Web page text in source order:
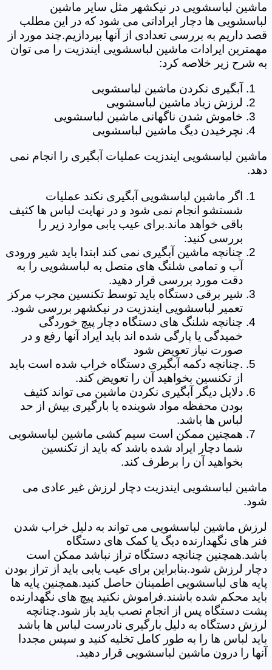
ماشین لباسشویی در نیکشهر مثل سایر ماشین
لباسشویی ها دچار ایراداتی می شود که در این مطلب
قصد داریم به بررسی تعدادی از آنها بپردازیم.چند مورد از
مهمترین ایرادات ماشین لباسشویی ایندزیت را می توان
به شرح زیر خلاصه کرد:
آبگیری نکردن ماشین لباسشویی
لرزش زیاد ماشین لباسشویی
خاموش شدن ناگهانی ماشین لباسشویی
نچرخیدن دیگ ماشین لباسشویی
ماشین لباسشویی ایندزیت عملیات آبگیری را انجام نمی
دهد.
اگر ماشین لباسشویی آبگیری نکند عملیات
شستشو انجام نمی شود و در نهایت لباس ها کثیف
باقی خواهد ماند.برای عیب یابی موارد زیر را
بررسی کنید:
چنانچه ماشین آبگیری نمی کند ابتدا باید شیر ورودی
آب و تمامی شلنگ های متصل به لباسشویی را به
دقت مورد بررسی قرار دهید.
شیر برقی دستگاه باید توسط تکنسین مجرب مرکز
تعمیر لباسشویی ایندزیت در نیکشهر بررسی شود.
چنانچه شلنگ های دستگاه دچار پیچ خوردگی
خمیدگی یا پارگی شده اند باید ایراد آنها رفع و در
صورت نیاز تعویض شود
.چنانچه دکمه آبگیری دستگاه خراب شده است باید
از تکنسین بخواهید آن را تعویض کند.
دلایل دیگر آبگیری نکردن ماشین می تواند کثیف
بودن محفظه مواد شوینده یا بارگیری بیش از حد
لباس ها باشد.
همچنین ممکن است سیم کشی ماشین لباسشویی
شما دچار ایراد شده باشد که باید از تکنسین
بخواهید آن را برطرف کند.
ماشین لباسشویی ایندزیت دچار لرزش غیر عادی می
شود.
لرزش ماشین لباسشویی می تواند به دلیل خراب شدن
فنر های نگهدارنده دیگ یا کمک های دستگاه
باشد.همچنین چنانچه دستگاه تراز نباشد ممکن است
دچار لرزش شود.بنابراین برای عیب یابی باید از تراز بودن
پایه های لباسشویی اطمینان حاصل کنید.همچنین پایه ها
باید محکم شده باشند.فراموش نکنید پیچ های نگهدارنده
پشت دستگاه پس از انجام نصب باید باز شود.چنانچه
لرزش دستگاه به دلیل بارگیری نادرست لباس ها باشد
باید لباس ها را به طور کامل تخلیه کنید و سپس مجددا
آنها را درون ماشین لباسشویی قرار دهید.